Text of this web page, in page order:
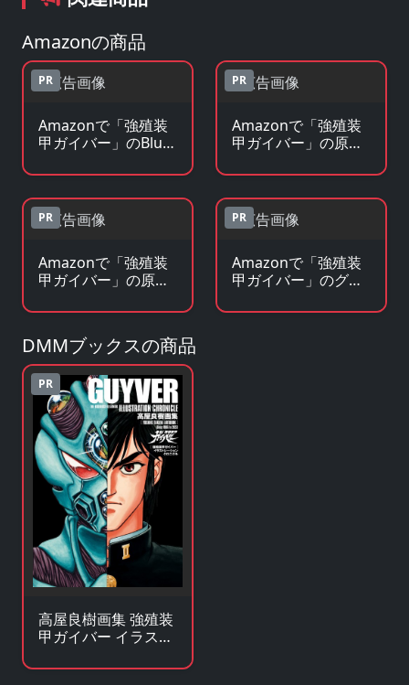
Amazonの商品
PR
Amazonで「強殖装
甲ガイバー」のBlu-
PR
Amazonで「強殖装
甲ガイバー」の原作
PR
Amazonで「強殖装
甲ガイバー」の原作
PR
Amazonで「強殖装
甲ガイバー」のグッ
る
DMMブックスの商品
PR
高屋良樹画集 強殖装
甲ガイバー イラスト
ル